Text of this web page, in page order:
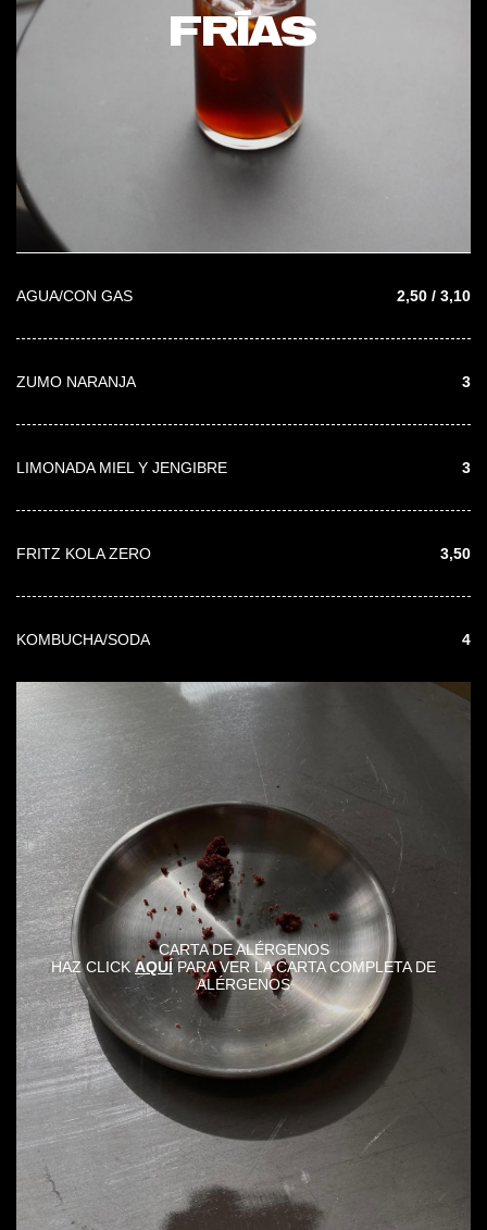
FRÍAS
AGUA/CON GAS 2,50 / 3,10
ZUMO NARANJA 3
LIMONADA MIEL Y JENGIBRE 3
FRITZ KOLA ZERO 3,50
KOMBUCHA/SODA 4
CARTA DE ALÉRGENOS
HAZ CLICK AQUÍ PARA VER LA CARTA COMPLETA DE
ALÉRGENOS